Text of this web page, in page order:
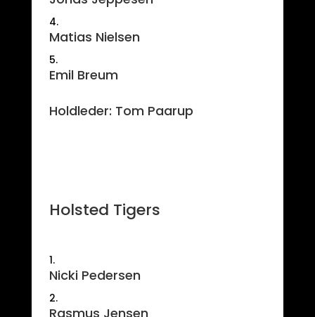
Matias Nielsen
Emil Breum
Holdleder: Tom Paarup
Holsted Tigers
Nicki Pedersen
Rasmus Jensen